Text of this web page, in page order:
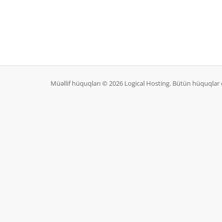
Müəllif hüquqları © 2026 Logical Hosting. Bütün